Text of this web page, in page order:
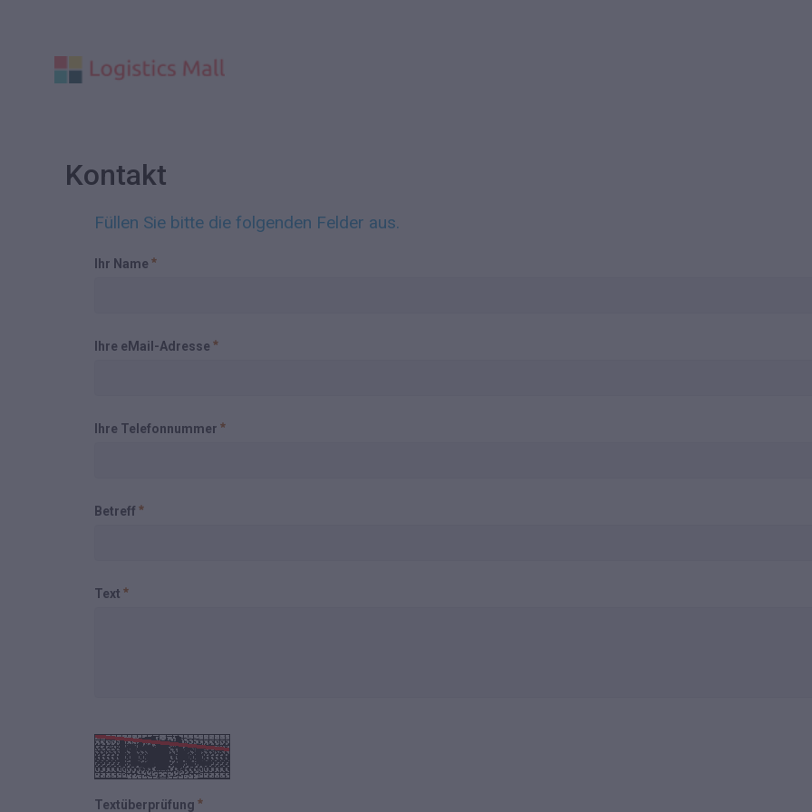
Kontakt
Füllen Sie bitte die folgenden Felder aus.
Ihr Name
Ihre eMail-Adresse
Ihre Telefonnummer
Betreff
Text
Textüberprüfung